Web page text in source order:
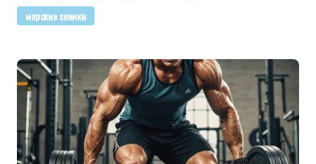
морские свинки